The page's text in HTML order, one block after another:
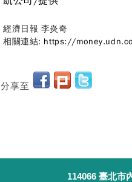
經濟日報 李炎奇
相關連結: https://
分享至
114066 臺北市